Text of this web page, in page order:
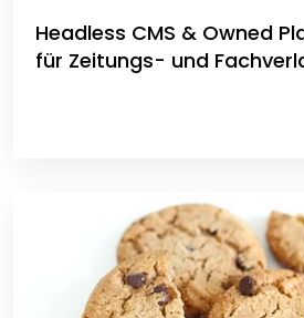
Headless CMS & Owned
für Zeitungs- und